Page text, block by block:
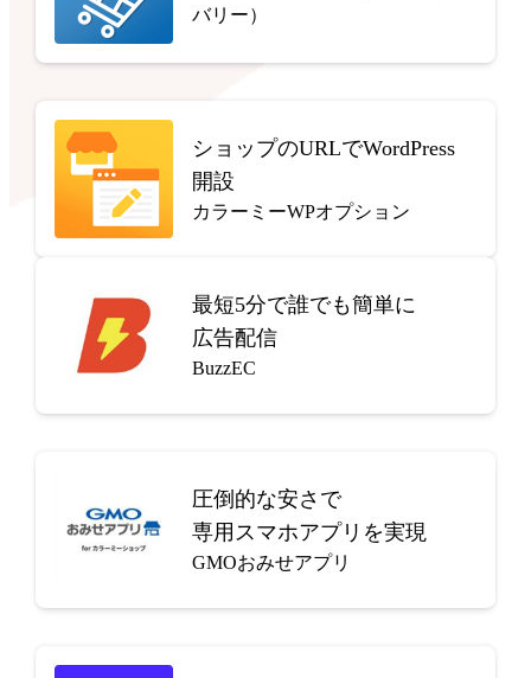
バリー）
ショップのURLでWordPress
開設
カラーミーWPオプション
最短5分で誰でも簡単に
広告配信
BuzzEC
圧倒的な安さで
専用スマホアプリを実現
GMOおみせアプリ